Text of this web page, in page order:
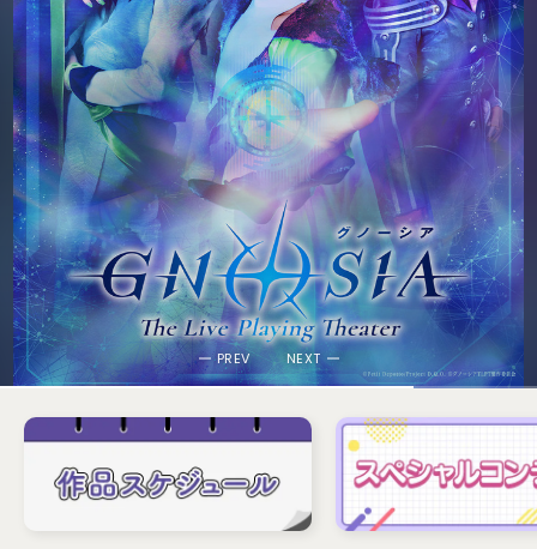
グノーシア ザ・ライブプレイングシアター
舞台
動画を再生
花ざかりの君たちへ
TV放送・2026年7月1日放送開始
動画を再生
PREV NEXT